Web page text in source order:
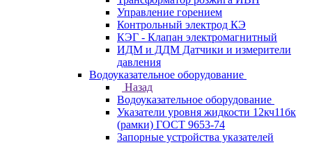
Управление горением
Контрольный электрод КЭ
КЭГ - Клапан электромагнитный
ИДМ и ДДМ Датчики и измерители
давления
Водоуказательное оборудование
Назад
Водоуказательное оборудование
Указатели уровня жидкости 12кч11бк
(рамки) ГОСТ 9653-74
Запорные устройства указателей